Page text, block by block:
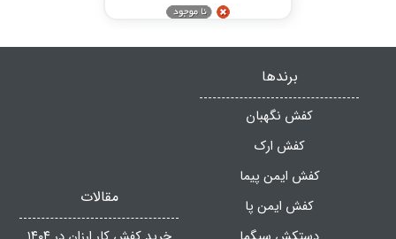
برندها
کفش نگهبان
کفش ارک
کفش ایمن پیما
کفش ایمن پا
مقالات